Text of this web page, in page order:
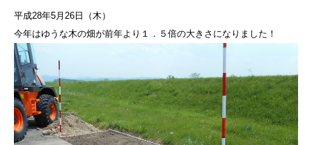
平成28年5月26日（木）
今年はゆうな木の畑が前年より１．５倍の大きさになりました！